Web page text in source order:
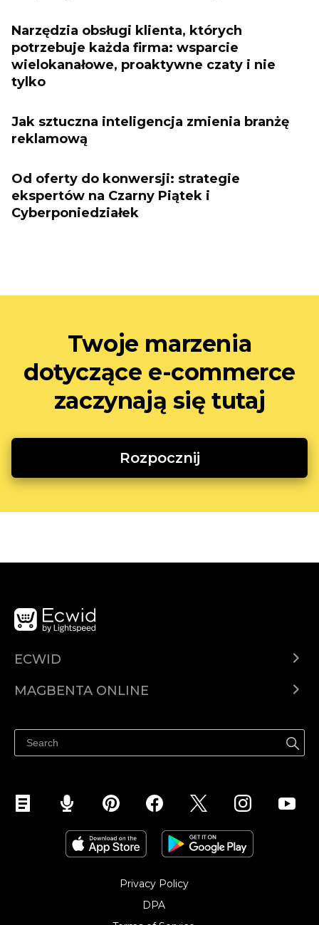
Narzędzia obsługi klienta, których
potrzebuje każda firma: wsparcie
wielokanałowe, proaktywne czaty i nie
tylko
Jak sztuczna inteligencja zmienia branżę
reklamową
Od oferty do konwersji: strategie
ekspertów na Czarny Piątek i
Cyberponiedziałek
Twoje marzenia
dotyczące e-commerce
zaczynają się tutaj
Rozpocznij
ECWID
Help center
MAGBENTA ONLINE
Ibenta sa Facebook
Privacy Policy
DPA